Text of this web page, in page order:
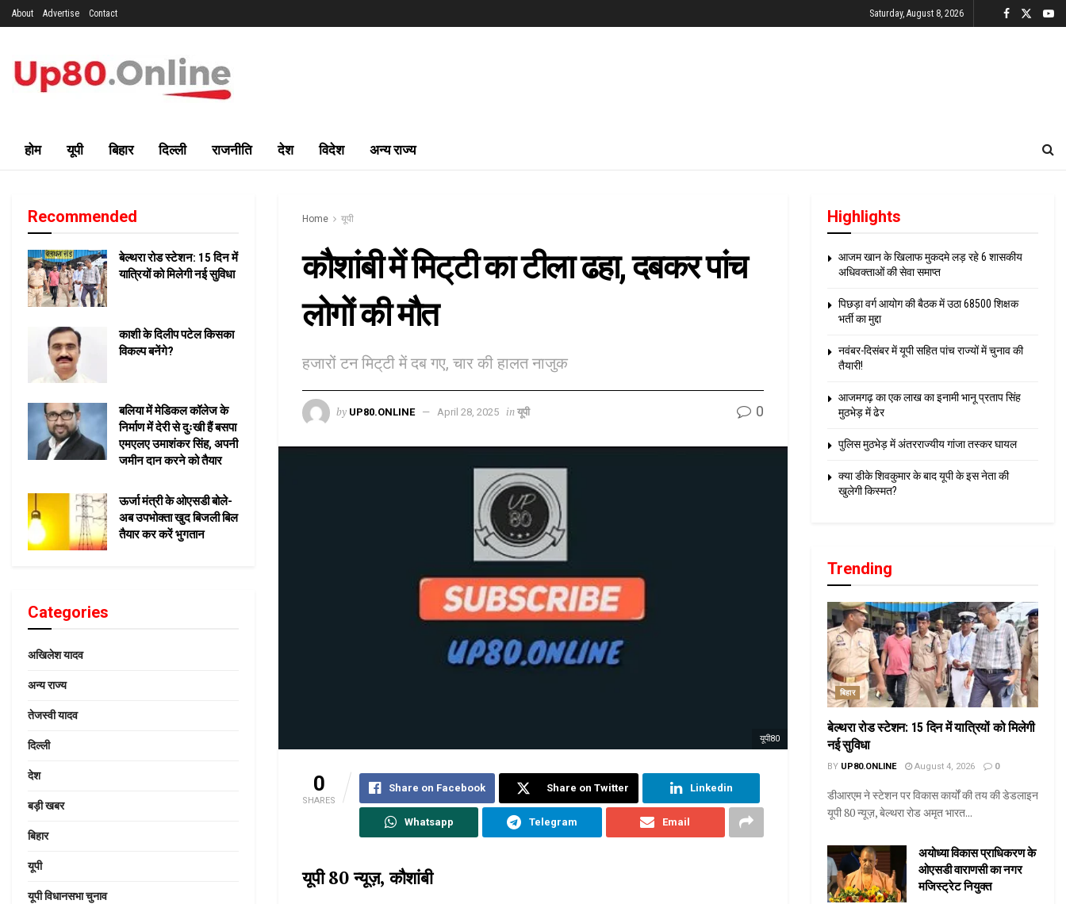
About Advertise Contact Saturday, August 8, 2026
होम यूपी बिहार दिल्ली राजनीति देश विदेश अन्य राज्य
Home यूपी
कौशांबी में मिट्‌टी का टीला ढहा, दबकर पांच
लोगों की मौत
हजारों टन मिट्‌टी में दब गए, चार की हालत नाजुक
by UP80.ONLINE April 28, 2025 in यूपी 0
यूपी80
0
SHARES
Share on Facebook Share on Twitter Linkedin
Whatsapp Telegram Email
यूपी 80 न्यूज़, कौशांबी
Recommended
बेल्थरा रोड स्टेशन: 15 दिन में
यात्रियों को मिलेगी नई सुविधा
काशी के दिलीप पटेल किसका
विकल्प बनेंगे?
बलिया में मेडिकल कॉलेज के
निर्माण में देरी से दुःखी हैं बसपा
एमएलए उमाशंकर सिंह, अपनी
जमीन दान करने को तैयार
ऊर्जा मंत्री के ओएसडी बोले-
अब उपभोक्ता खुद बिजली बिल
तैयार कर करें भुगतान
Categories
अखिलेश यादव
अन्य राज्य
तेजस्वी यादव
दिल्ली
देश
बड़ी खबर
बिहार
यूपी
यूपी विधानसभा चुनाव
Highlights
आजम खान के खिलाफ मुकदमे लड़ रहे 6 शासकीय
अधिवक्ताओं की सेवा समाप्त
पिछड़ा वर्ग आयोग की बैठक में उठा 68500 शिक्षक
भर्ती का मुद्दा
नवंबर-दिसंबर में यूपी सहित पांच राज्यों में चुनाव की
तैयारी!
आजमगढ़ का एक लाख का इनामी भानू प्रताप सिंह
मुठभेड़ में ढेर
पुलिस मुठभेड़ में अंतरराज्यीय गांजा तस्कर घायल
क्या डीके शिवकुमार के बाद यूपी के इस नेता की
खुलेगी किस्मत?
Trending
बिहार
बेल्थरा रोड स्टेशन: 15 दिन में यात्रियों को मिलेगी
नई सुविधा
BY UP80.ONLINE August 4, 2026 0
डीआरएम ने स्टेशन पर विकास कार्यों की तय की डेडलाइन
यूपी 80 न्यूज़, बेल्थरा रोड अमृत भारत...
अयोध्या विकास प्राधिकरण के
ओएसडी वाराणसी का नगर
मजिस्ट्रेट नियुक्त